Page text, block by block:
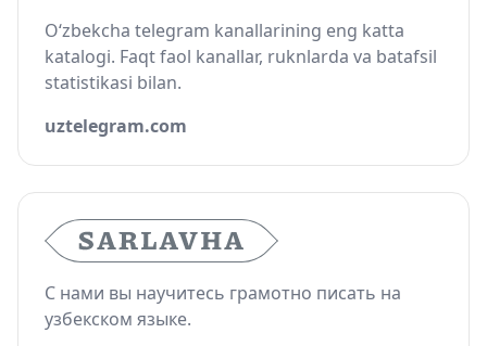
O‘zbekcha telegram kanallarining eng katta
katalogi. Faqt faol kanallar, ruknlarda va batafsil
statistikasi bilan.
uztelegram.com
С нами вы научитесь грамотно писать на
узбекском языке.